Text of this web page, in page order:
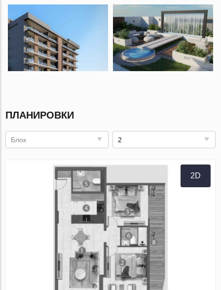
ПЛАНИРОВКИ
Блок 2
2D